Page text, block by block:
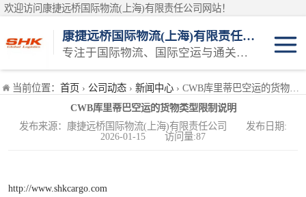
欢迎访问康捷远桥国际物流(上海)有限责任公司网站！
康捷远桥国际物流(上海)有限责任公司
专注于国际物流、国际空运与通关一体化一站式物流服务商
当前位置： 首页 › 公司动态 › 新闻中心 › CWB库里蒂巴空运的货物类型限制说明
CWB库里蒂巴空运的货物类型限制说明
发布来源：康捷远桥国际物流(上海)有限责任公司 发布日期:
2026-01-15 访问量:87
http://www.shkcargo.com
日本空运
韩国空运
印度空运